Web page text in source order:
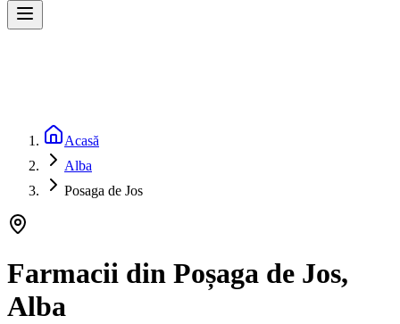
Acasă
Alba
Posaga de Jos
Farmacii din Poșaga de Jos,
Alba